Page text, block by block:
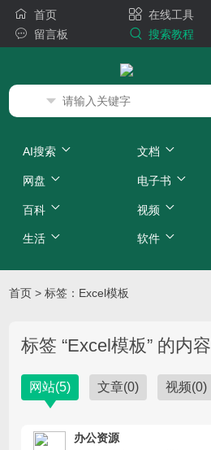
首页 在线工具
留言板
搜索教程
AI搜索 文档
网盘 电子书
百科 视频
生活 软件
首页 >标签：Excel模板
标签 “Excel模板” 的内容
网站(5) 文章(0) 视频(0)
办公资源